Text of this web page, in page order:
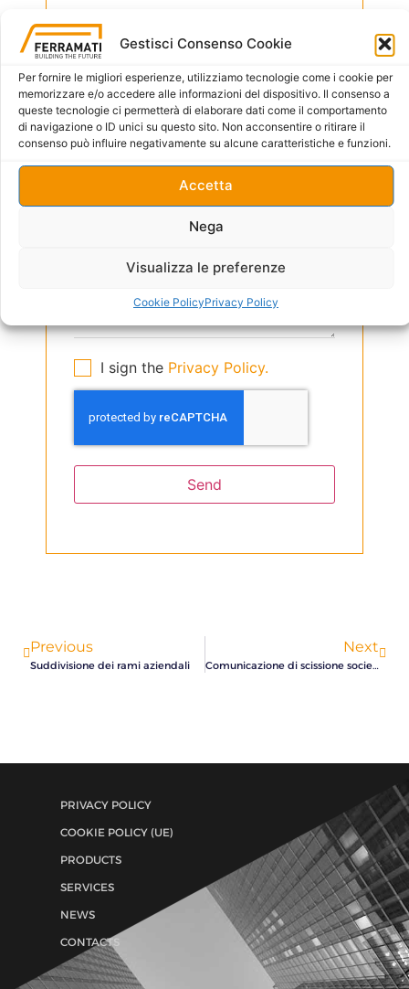
Gestisci Consenso Cookie
Per fornire le migliori esperienze, utilizziamo tecnologie come i cookie per
memorizzare e/o accedere alle informazioni del dispositivo. Il consenso a
queste tecnologie ci permetterà di elaborare dati come il comportamento
di navigazione o ID unici su questo sito. Non acconsentire o ritirare il
consenso può influire negativamente su alcune caratteristiche e funzioni.
Accetta
Nega
Visualizza le preferenze
Cookie PolicyPrivacy Policy
Request information
I sign the Privacy Policy.
Send
Previous
Suddivisione dei rami aziendali
Next
Comunicazione di scissione societaria
PRIVACY POLICY
COOKIE POLICY (UE)
PRODUCTS
SERVICES
NEWS
CONTACTS